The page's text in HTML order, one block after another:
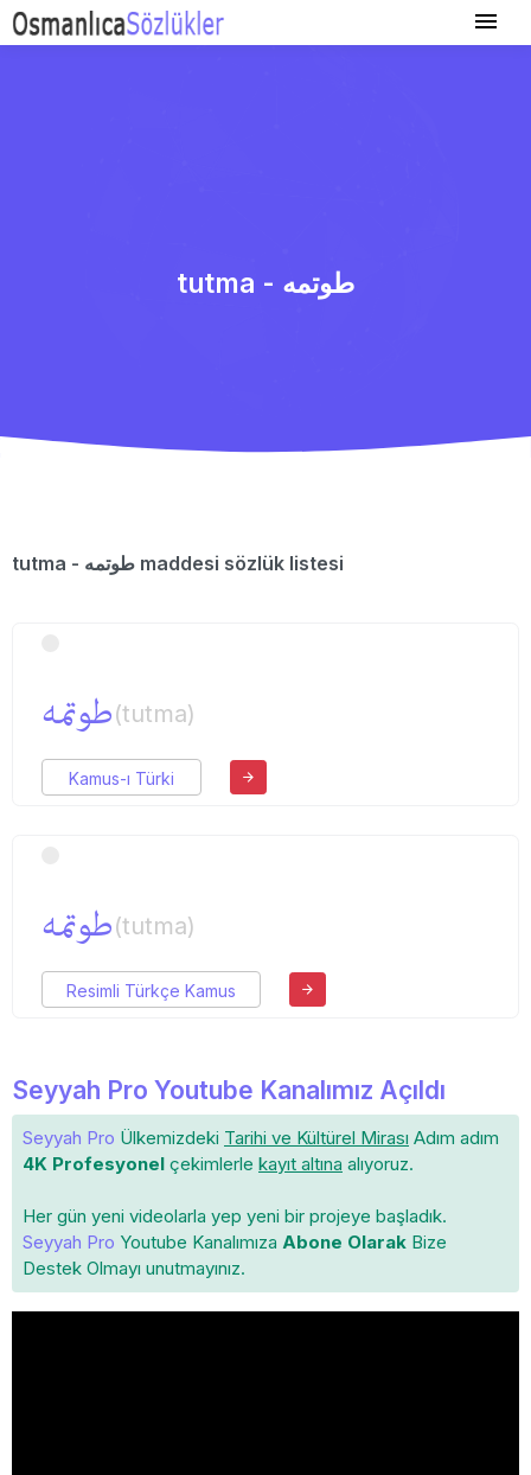
tutma - طوتمه
tutma - طوتمه maddesi sözlük listesi
طوتمه(tutma)
Kamus-ı Türki
طوتمه(tutma)
Resimli Türkçe Kamus
Seyyah Pro Youtube Kanalımız Açıldı
Seyyah Pro Ülkemizdeki Tarihi ve Kültürel Mirası Adım adım
4K Profesyonel çekimlerle kayıt altına alıyoruz.
Her gün yeni videolarla yep yeni bir projeye başladık.
Seyyah Pro Youtube Kanalımıza Abone Olarak Bize
Destek Olmayı unutmayınız.